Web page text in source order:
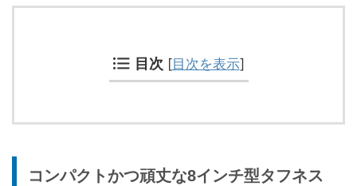
目次 [目次を表示]
コンパクトかつ頑丈な8インチ型タフネス